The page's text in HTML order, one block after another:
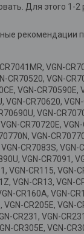
Для этого
рекомендации
VGN-
VGN-
VGN-
CR70620,
VGN-
CR70720E,
VGN-
CR7083S,
VGN-CR7091,
CR115,
VGN-CR13,
CR160A, VGN-
CR205E,
CR231, VGN-
CR305E, VGN-